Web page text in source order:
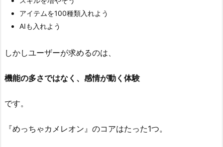
が
意
す
も
5.
術
アイテムを100種類入れよう
AIも入れよう
しかしユーザーが求めるのは、
機能の多さではなく、感情が動く体験
です。
『めっちゃカメレオン』のコアはたった1つ。